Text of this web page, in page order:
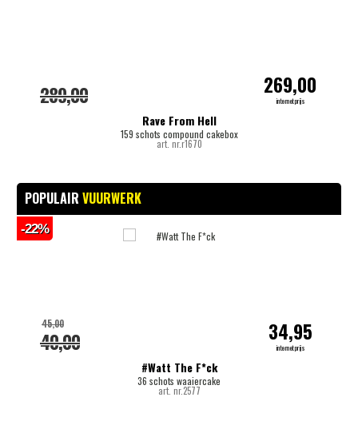
Rave From Hell
159 schots compound cakebox
art. nr.r1670
289,00 269,00
internetprijs
POPULAIR VUURWERK
#Watt The F*ck
36 schots waaiercake
art. nr.2577
40,00
45,00 34,95
internetprijs
-22%